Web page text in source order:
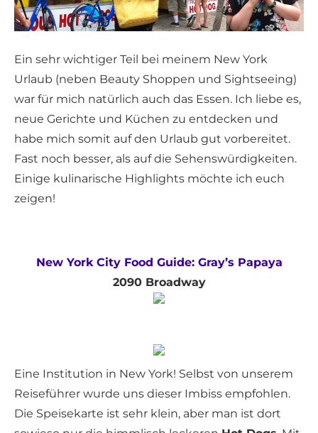
Ein sehr wichtiger Teil bei meinem New York
Urlaub (neben Beauty Shoppen und Sightseeing)
war für mich natürlich auch das Essen. Ich liebe es,
neue Gerichte und Küchen zu entdecken und
habe mich somit auf den Urlaub gut vorbereitet.
Fast noch besser, als auf die Sehenswürdigkeiten.
Einige kulinarische Highlights möchte ich euch
zeigen!
New York City Food Guide: Gray’s Papaya
2090 Broadway
Eine Institution in New York! Selbst von unserem
Reiseführer wurde uns dieser Imbiss empfohlen.
Die Speisekarte ist sehr klein, aber man ist dort